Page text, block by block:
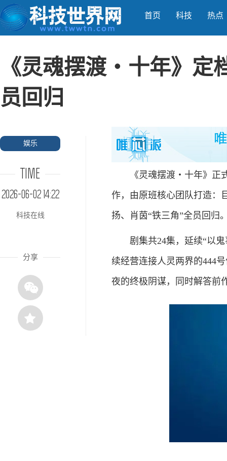
首页 科技 热点
《灵魂摆渡・十年》
员回归
娱乐
TIME
2026-06-02 14:22
科技在线
分享
《灵魂摆渡・十年》正式
作，由原班核心团队打造：
扬、肖茵“铁三角”全员回归
剧集共24集，延续“以鬼
续经营连接人灵两界的444
夜的终极阴谋，同时解答前